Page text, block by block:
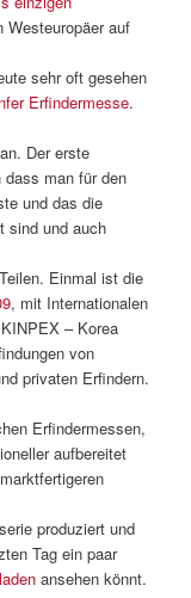
auf
sehr oft gesehen
Erfindermesse.
Der erste
dass man für den
und das die
sind und auch
Einmal ist die
, mit Internationalen
– Korea
von
privaten Erfindern.
Erfindermessen,
aufbereitet
produziert und
Tag ein paar
ansehen könnt.